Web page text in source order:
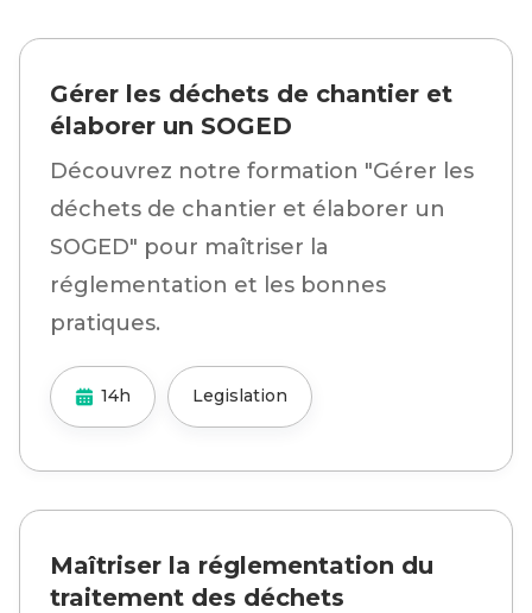
Gérer les déchets de chantier et
élaborer un SOGED
Découvrez notre formation "Gérer les
déchets de chantier et élaborer un
SOGED" pour maîtriser la
réglementation et les bonnes
pratiques.
14h Legislation
Maîtriser la réglementation du
traitement des déchets